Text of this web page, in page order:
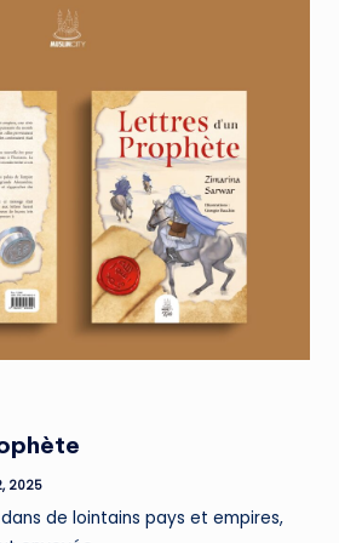
2025
de lointains pays et empires,